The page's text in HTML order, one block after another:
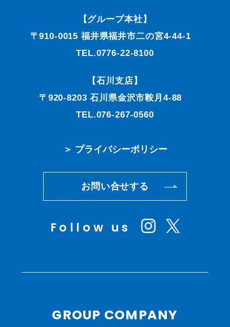
【グループ本社】
〒910-0015 福井県福井市二の宮4-44-1
TEL.0776-22-8100
【石川支店】
〒920-8203 石川県金沢市鞍月4-88
TEL.076-267-0560
＞ プライバシーポリシー
お問い合せする
Follow us
GROUP COMPANY